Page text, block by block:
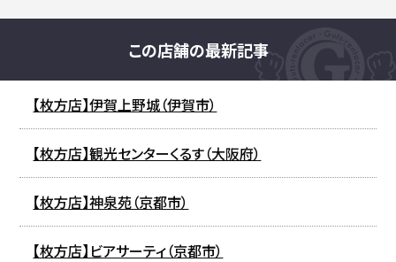
この店舗の最新記事
【枚方店】伊賀上野城（伊賀市）
【枚方店】観光センターくるす（大阪府）
【枚方店】神泉苑（京都市）
【枚方店】ビアサーティ（京都市）